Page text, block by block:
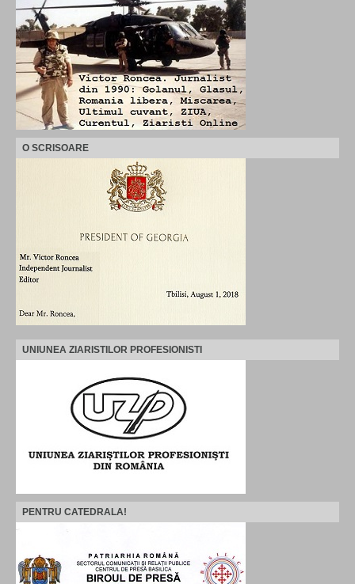
O SCRISOARE
UNIUNEA ZIARISTILOR PROFESIONISTI
PENTRU CATEDRALA!